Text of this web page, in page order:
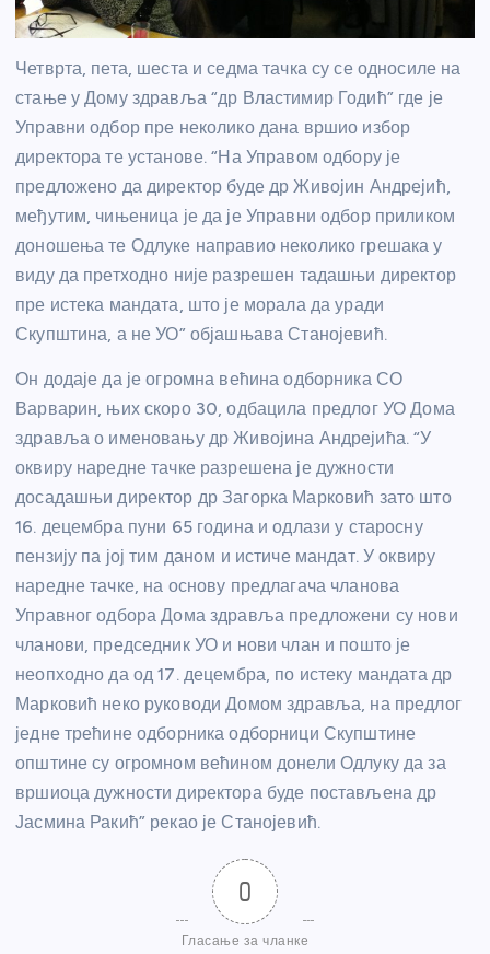
Четврта, пета, шеста и седма тачка су се односиле на
стање у Дому здравља “др Властимир Годић” где је
Управни одбор пре неколико дана вршио избор
директора те установе. “На Управом одбору је
предложено да директор буде др Живојин Андрејић,
међутим, чињеница је да је Управни одбор приликом
доношења те Одлуке направио неколико грешака у
виду да претходно није разрешен тадашњи директор
пре истека мандата, што је морала да уради
Скупштина, а не УО” објашњава Станојевић.
Он додаје да је огромна већина одборника СО
Варварин, њих скоро 30, одбацила предлог УО Дома
здравља о именовању др Живојина Андрејића. “У
оквиру наредне тачке разрешена је дужности
досадашњи директор др Загорка Марковић зато што
16. децембра пуни 65 година и одлази у старосну
пензију па јој тим даном и истиче мандат. У оквиру
наредне тачке, на основу предлагача чланова
Управног одбора Дома здравља предложени су нови
чланови, председник УО и нови члан и пошто је
неопходно да од 17. децембра, по истеку мандата др
Марковић неко руководи Домом здравља, на предлог
једне трећине одборника одборници Скупштине
општине су огромном већином донели Одлуку да за
вршиоца дужности директора буде постављена др
Јасмина Ракић” рекао је Станојевић.
0
Гласање за чланке